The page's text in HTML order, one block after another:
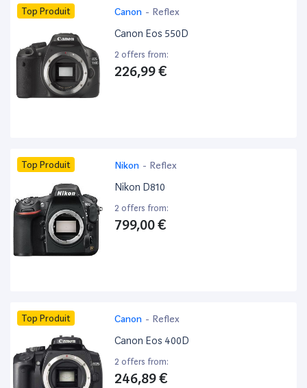
Top Produit Canon - Reflex
Canon Eos 550D
2 offers from:
226,99 €
Top Produit Nikon - Reflex
Nikon D810
2 offers from:
799,00 €
Top Produit Canon - Reflex
Canon Eos 400D
2 offers from:
246,89 €